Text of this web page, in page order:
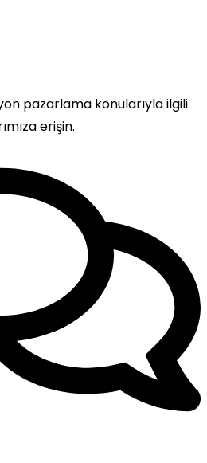
pazarlama konularıyla ilgili
erişin.